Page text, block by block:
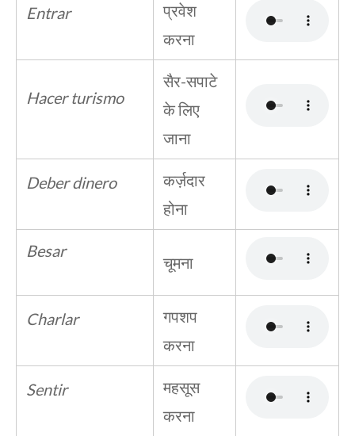
Entrar
प्रवेश
करना
Hacer turismo
सैर-सपाटे
के लिए
जाना
Deber dinero
कर्ज़दार
होना
Besar
चूमना
Charlar
गपशप
करना
Sentir
महसूस
करना